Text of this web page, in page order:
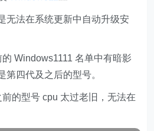
法在系统更新中自动升级安
Windows1111 名单中有暗影
第四代及之后的型号。
型号 cpu 太过老旧，无法在